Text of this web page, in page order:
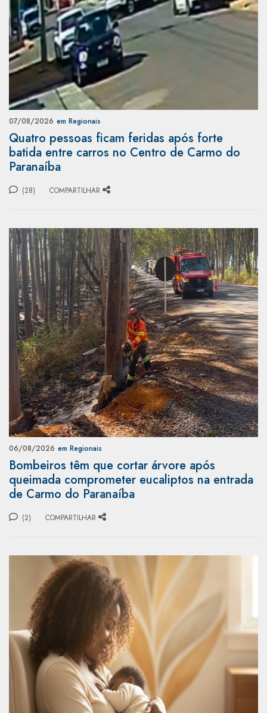
07/08/2026 em Regionais
Quatro pessoas ficam feridas após forte
batida entre carros no Centro de Carmo do
Paranaíba
(28) COMPARTILHAR
06/08/2026 em Regionais
Bombeiros têm que cortar árvore após
queimada comprometer eucaliptos na entrada
de Carmo do Paranaíba
(2) COMPARTILHAR